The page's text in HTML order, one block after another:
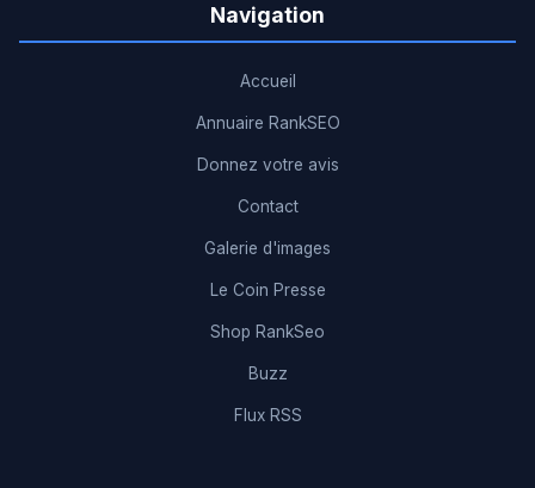
Navigation
Accueil
Annuaire RankSEO
Donnez votre avis
Contact
Galerie d'images
Le Coin Presse
Shop RankSeo
Buzz
Flux RSS